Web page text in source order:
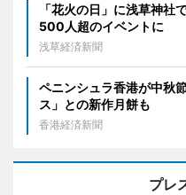
「花火の日」に浅草神
500人超のイベントに
浅草経済新聞
ペニンシュラ香港が中秋
ス」との新作月餅も
香港経済新聞
プレ